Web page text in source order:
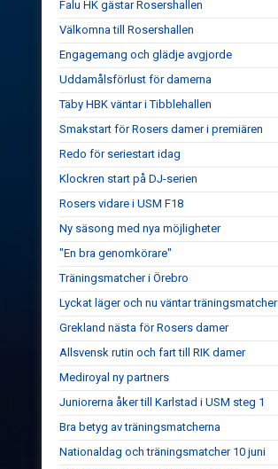
Falu HK gästar Rosershallen
Välkomna till Rosershallen
Engagemang och glädje avgjorde
Uddamålsförlust för damerna
Täby HBK väntar i Tibblehallen
Smakstart för Rosers damer i premiären
Redo för seriestart idag
Klockren start på DJ-serien
Rosers vidare i USM F18
Ny säsong med nya möjligheter
"En bra genomkörare"
Träningsmatcher i Örebro
Lyckat läger och nu väntar träningsmatcher
Grekland nästa för Rosers damer
Allsvensk rutin och fart till RIK damer
Mediroyal ny partners
Juniorerna åker till Karlstad i USM steg 1
Bra betyg av träningsmatcherna
Nationaldag och träningsmatcher 10 juni